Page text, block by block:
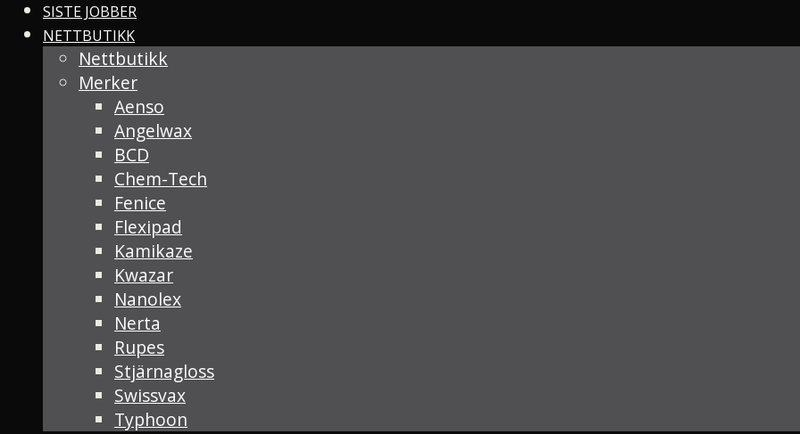
SISTE JOBBER
NETTBUTIKK
Nettbutikk
Merker
Aenso
Angelwax
BCD
Chem-Tech
Fenice
Flexipad
Kamikaze
Kwazar
Nanolex
Nerta
Rupes
Stjärnagloss
Swissvax
Typhoon